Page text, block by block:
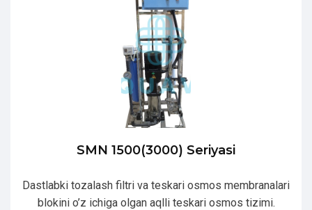
SMN 1500(3000) Seriyasi
Dastlabki tozalash filtri va teskari osmos membranalari
blokini o’z ichiga olgan aqlli teskari osmos tizimi.